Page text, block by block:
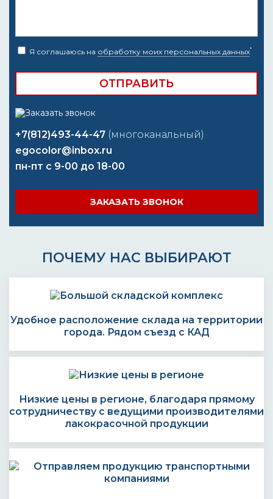
Я соглашаюсь на обработку моих персональных данных*
+7(812)493-44-47 (многоканальный)
egocolor@inbox.ru
пн-пт с 9-00 до 18-00
ЗАКАЗАТЬ ЗВОНОК
ПОЧЕМУ НАС ВЫБИРАЮТ
Удобное расположение склада на территории
города. Рядом съезд с КАД
Низкие цены в регионе, благодаря прямому
сотрудничеству с ведущими производителями
лакокрасочной продукции